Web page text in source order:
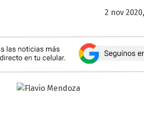
2 nov